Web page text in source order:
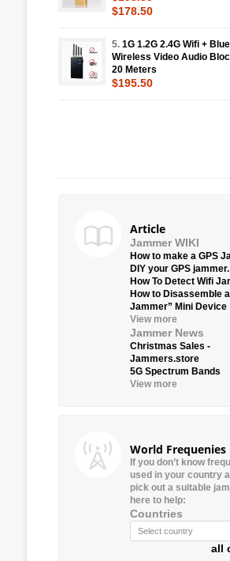
$178.50
5. 1G 1.2G 2.4G Wifi +
Wireless Video Audio
20 Meters
$195.50
Article
Jammer WIKI
How to make a GPS
DIY your GPS jammer.
How To Detect Wifi
How to Disassemble
Jammer” Mini Device
View more
Jammer News
Christmas Sales -
Jammers.store
5G Spectrum Bands
View more
World Frequenies
If you don’t know
used in your country
pick out a suitable
here to help:
Countries
all